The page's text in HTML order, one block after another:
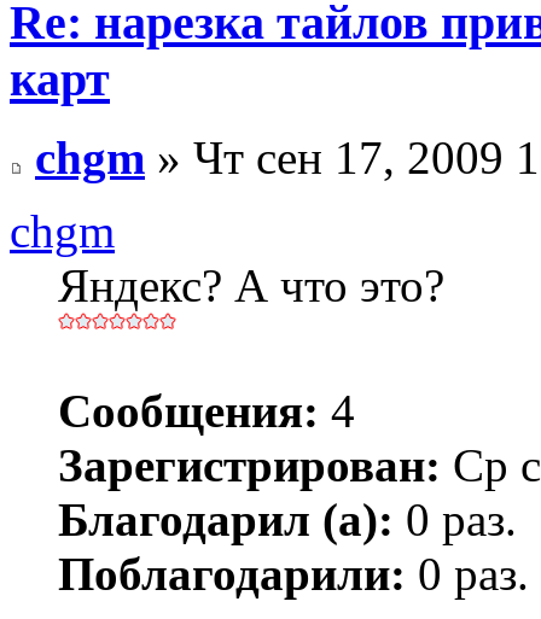
Re: нарезка тайлов
карт
chgm » Чт сен 17, 2009
chgm
Яндекс? А что это?
Сообщения: 4
Зарегистрирован: Ср
Благодарил (а): 0 раз.
Поблагодарили: 0 раз.